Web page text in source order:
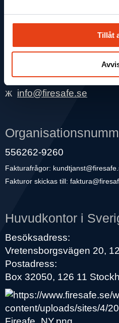
Tillåt
Visselblåsarkanal
Firesafe Sverige AB
010 – 155 09 00
info@firesafe.se
556262-9260
Fakturafrågor:
Fakturor skickas till:
Huvudkontor i
Besöksadress:
Vretensborgsvägen 20,
Postadress:
Box 32050, 126 11